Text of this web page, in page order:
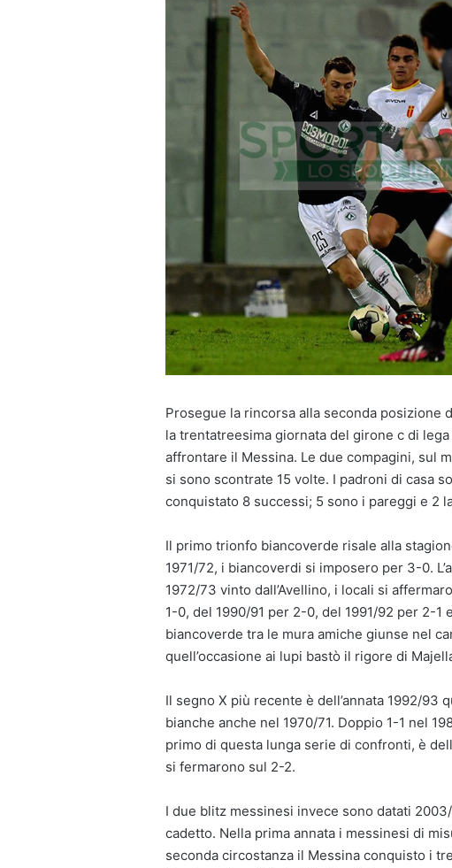
Prosegue la rincorsa alla seconda posizione
la trentatreesima giornata del girone c di
affrontare il Messina. Le due compagini, sul
si sono scontrate 15 volte. I padroni di casa
conquistato 8 successi; 5 sono i pareggi e 2
Il primo trionfo biancoverde risale alla
1971/72, i biancoverdi si imposero per 3-0.
1972/73 vinto dall’Avellino, i locali si
1-0, del 1990/91 per 2-0, del 1991/92 per 2-1
biancoverde tra le mura amiche giunse nel
quell’occasione ai lupi bastò il rigore di
Il segno X più recente è dell’annata 1992/93
bianche anche nel 1970/71. Doppio 1-1 nel
primo di questa lunga serie di confronti, è
si fermarono sul 2-2.
I due blitz messinesi invece sono datati
cadetto. Nella prima annata i messinesi di
seconda circostanza il Messina conquisto i